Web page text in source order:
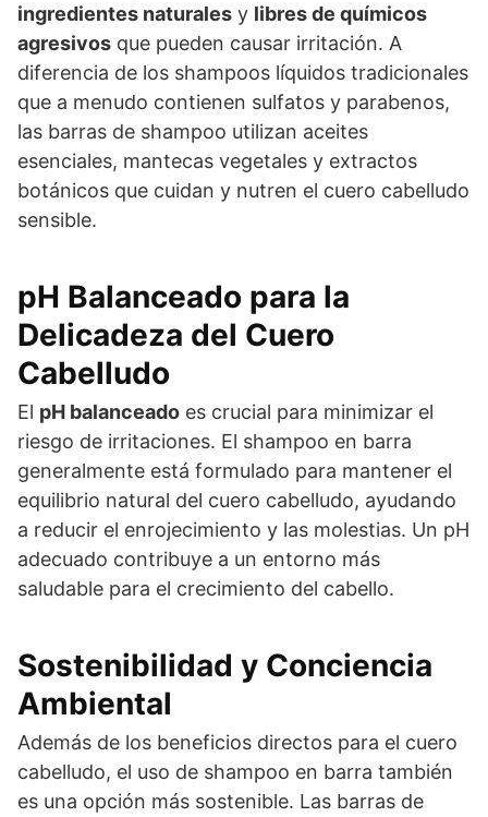
ingredientes naturales y libres de químicos
agresivos que pueden causar irritación. A
diferencia de los shampoos líquidos tradicionales
que a menudo contienen sulfatos y parabenos,
las barras de shampoo utilizan aceites
esenciales, mantecas vegetales y extractos
botánicos que cuidan y nutren el cuero cabelludo
sensible.
pH Balanceado para la
Delicadeza del Cuero
Cabelludo
El pH balanceado es crucial para minimizar el
riesgo de irritaciones. El shampoo en barra
generalmente está formulado para mantener el
equilibrio natural del cuero cabelludo, ayudando
a reducir el enrojecimiento y las molestias. Un pH
adecuado contribuye a un entorno más
saludable para el crecimiento del cabello.
Sostenibilidad y Conciencia
Ambiental
Además de los beneficios directos para el cuero
cabelludo, el uso de shampoo en barra también
es una opción más sostenible. Las barras de